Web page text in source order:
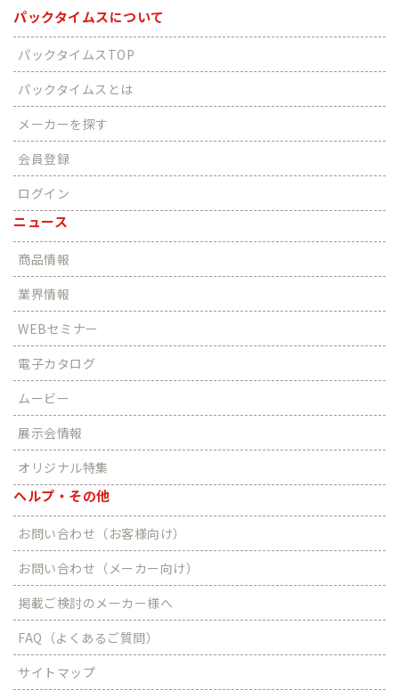
パックタイムスについて
パックタイムスTOP
パックタイムスとは
メーカーを探す
会員登録
ログイン
ニュース
商品情報
業界情報
WEBセミナー
電子カタログ
ムービー
展示会情報
オリジナル特集
ヘルプ・その他
お問い合わせ（お客様向け）
お問い合わせ（メーカー向け）
掲載ご検討のメーカー様へ
FAQ（よくあるご質問）
サイトマップ